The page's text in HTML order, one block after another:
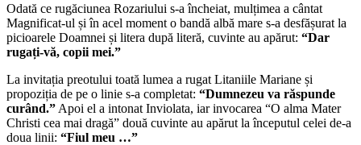
Odată ce rugăciunea Rozariului s-a încheiat, mulțimea a cântat
Magnificat-ul și în acel moment o bandă albă mare s-a desfășurat la
picioarele Doamnei și litera după literă, cuvinte au apărut: “Dar
rugați-vă, copii mei.”
La invitația preotului toată lumea a rugat Litaniile Mariane și
propoziția de pe o linie s-a completat: “Dumnezeu va răspunde
curând.” Apoi el a intonat Inviolata, iar invocarea “O alma Mater
Christi cea mai dragă” două cuvinte au apărut la începutul celei de-a
doua linii: “Fiul meu …”